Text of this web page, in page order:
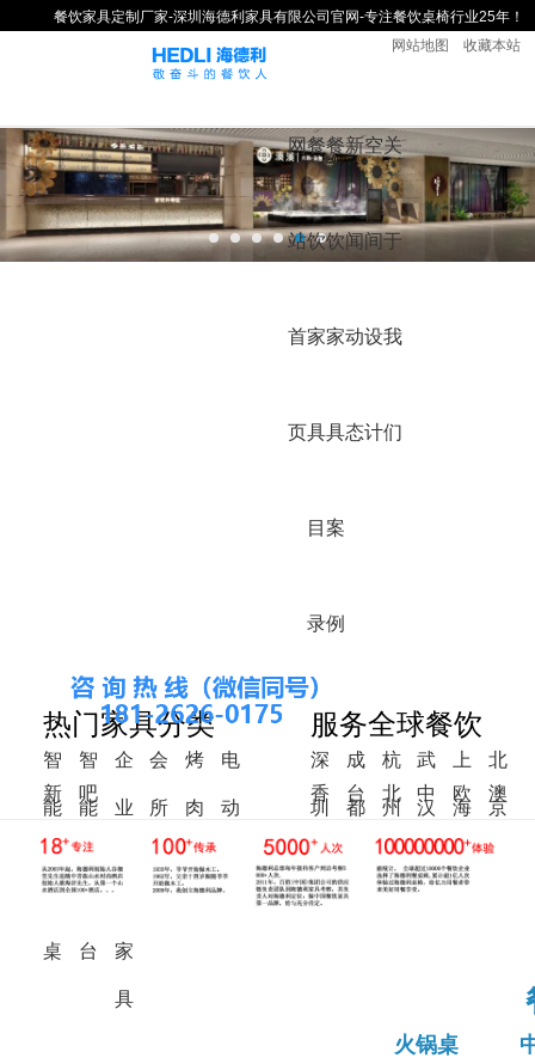
餐饮家具定制厂家-深圳海德利家具有限公司官网-专注餐饮桌椅行业25年！
收藏本站
网站地图
网
站
首
页
餐
饮
家
具
目
录
餐
饮
家
具
案
例
新
闻
动
态
空
间
设
计
关
于
我
们
热门家具分类
智
能
火
桌
智
能
调
台
企
业
家
具
会
所
家
烤
肉
桌
电
动
新
中
式
吧
椅
服务全球餐饮
深
圳
成
都
杭
州
武
汉
上
海
北
京
香
港
台 北
美
中
东
欧
洲
澳
洲
火锅桌